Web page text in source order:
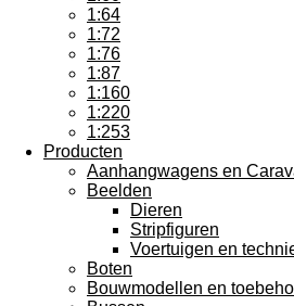
1:64
1:72
1:76
1:87
1:160
1:220
1:253
Producten
Aanhangwagens en
Beelden
Dieren
Stripfiguren
Voertuigen en
Boten
Bouwmodellen en